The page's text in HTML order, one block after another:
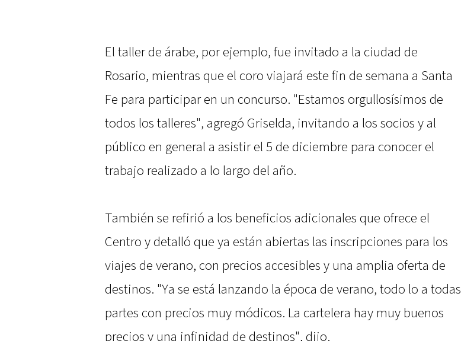
El taller de árabe, por ejemplo, fue invitado a la ciudad de
Rosario, mientras que el coro viajará este fin de semana a Santa
Fe para participar en un concurso. "Estamos orgullosísimos de
todos los talleres", agregó Griselda, invitando a los socios y al
público en general a asistir el 5 de diciembre para conocer el
trabajo realizado a lo largo del año.
También se refirió a los beneficios adicionales que ofrece el
Centro y detalló que ya están abiertas las inscripciones para los
viajes de verano, con precios accesibles y una amplia oferta de
destinos. "Ya se está lanzando la época de verano, todo lo a todas
partes con precios muy módicos. La cartelera hay muy buenos
precios y una infinidad de destinos", dijo.